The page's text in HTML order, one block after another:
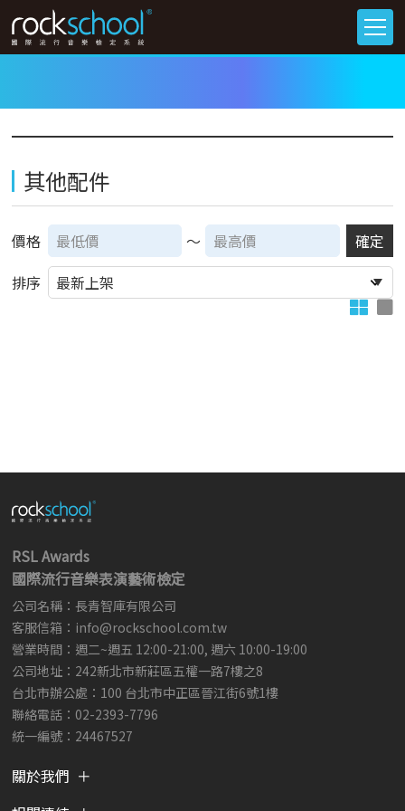
其他配件
價格 ～
確定
排序
RSL Awards
國際流行音樂表演藝術檢定
公司名稱：長青智庫有限公司
客服信箱： info@rockschool.com.tw ​
營業時間：週二~週五 12:00-21:00, 週六 10:00-19:00
公司地址：242新北市新莊區五權一路7樓之8
台北市辦公處：100 台北市中正區晉江街6號1樓
聯絡電話：02-2393-7796
統一編號：24467527
關於我們